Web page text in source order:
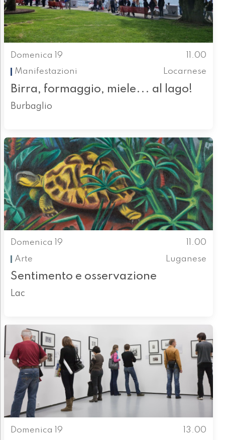
Domenica 19
11.00
Manifestazioni
Locarnese
Birra, formaggio, miele... al lago!
Burbaglio
Domenica 19
11.00
Arte
Luganese
Sentimento e osservazione
Lac
Domenica 19
13.00